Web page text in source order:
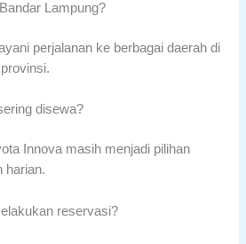
Lampung?
perjalanan ke berbagai daerah di
disewa?
Innova masih menjadi pilihan
harian.
reservasi?